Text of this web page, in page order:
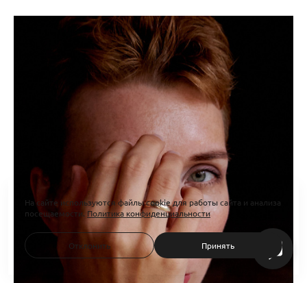
На сайте используются файлы cookie для работы сайта и анализа
посещаемости. Политика конфиденциальности
Отклонить Принять